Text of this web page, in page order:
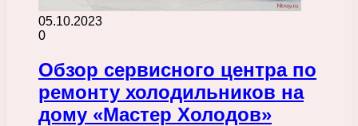
05.10.2023
0
Обзор сервисного центра по
ремонту холодильников на
дому «Мастер Холодов»